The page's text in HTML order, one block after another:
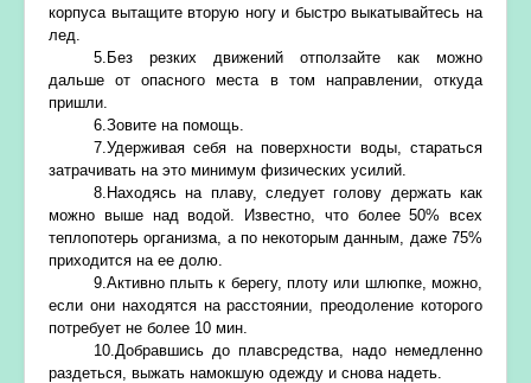
корпуса вытащите вторую ногу и быстро выкатывайтесь на
лед.
5.Без резких движений отползайте как можно
дальше от опасного места в том направлении, откуда
пришли.
6.Зовите на помощь.
7.Удерживая себя на поверхности воды, стараться
затрачивать на это минимум физических усилий.
8.Находясь на плаву, следует голову держать как
можно выше над водой. Известно, что более 50% всех
теплопотерь организма, а по некоторым данным, даже 75%
приходится на ее долю.
9.Активно плыть к берегу, плоту или шлюпке, можно,
если они находятся на расстоянии, преодоление которого
потребует не более 10 мин.
10.Добравшись до плавсредства, надо немедленно
раздеться, выжать намокшую одежду и снова надеть.